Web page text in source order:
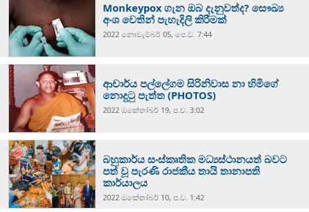
Monkeypox ගැන ඔබ දැනුවත්ද? සෞඛ්‍ය
අංශ වෙතින් පැහැදිලි කිරීමක්
2022 නොවැම්‍බර් 05, පෙ.ව. 7:44
ආචාර්ය පල්ලේගම සිරිනිවාස නා හිමිගේ
නොදුටු පැත්ත (PHOTOS)
2022 ඔක්‍තෝබර් 19, ප.ව. 3:02
බහුකාර්ය සංස්කෘතික මධ්‍යස්ථානයත් බවට
පත් වූ පැරණි රාජකීය තායි තානාපති
කාර්යාලය
2022 ඔක්‍තෝබර් 10, ප.ව. 1:42